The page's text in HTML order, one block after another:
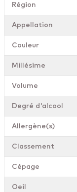
Région
Appellation
Couleur
Millésime
Volume
Degré d'alcool
Allergène(s)
Classement
Cépage
Oeil